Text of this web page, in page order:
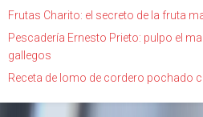
Frutas Charito: el secreto de la fruta
Pescadería Ernesto Prieto: pulpo el
gallegos
Receta de lomo de cordero pochado